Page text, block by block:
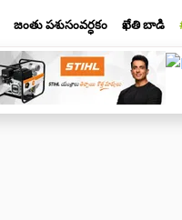
జంతు పశుసంవర్ధకం ఖేతి బాడి